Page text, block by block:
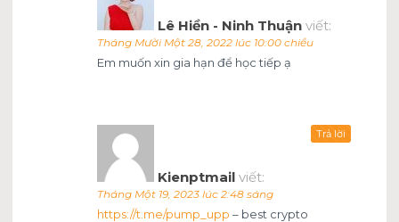
Lê Hiền - Ninh Thuận viết:
Tháng Mười Một 28, 2022 lúc 10:00 chiều
Em muốn xin gia hạn để học tiếp ạ
Kienptmail viết:
Tháng Một 19, 2023 lúc 2:48 sáng
https://t.me/pump_upp – best crypto
Trả lời